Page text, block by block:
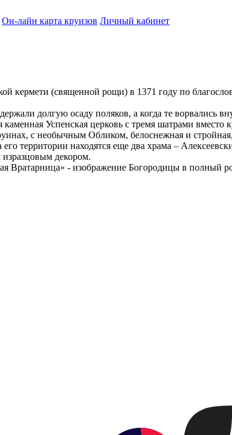
Он-лайн карта круизов Личный кабинет
кермети (священной рощи) в 1371 году по
долгую осаду поляков, а когда те ворвались
Успенская церковь с тремя шатрами вместо
с необычным Обликом, белоснежная и
территории находятся еще два храма –
декором.
Вратарница» - изображение Богородицы в полный